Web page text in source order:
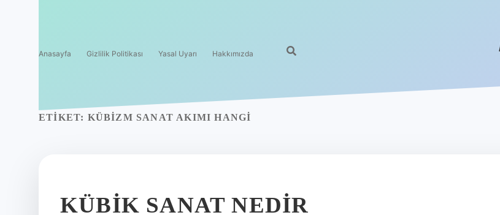
Anasayfa Gizlilik Politikası Yasal Uyarı Hakkımızda
ETIKET: KÜBIZM SANAT AKIMI HANGI
KÜBIK SANAT NEDIR